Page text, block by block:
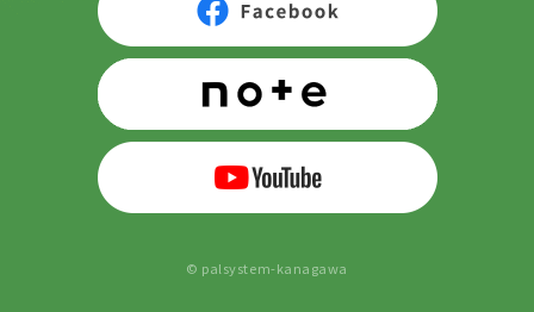
© palsystem-kanagawa